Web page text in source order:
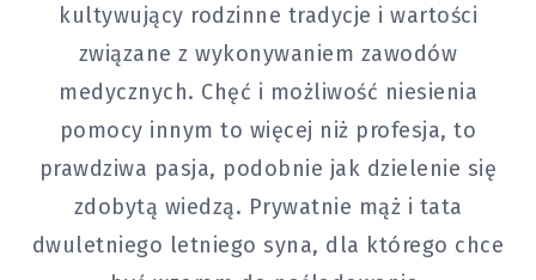
kultywujący rodzinne tradycje i wartości
związane z wykonywaniem zawodów
medycznych. Chęć i możliwość niesienia
pomocy innym to więcej niż profesja, to
prawdziwa pasja, podobnie jak dzielenie się
zdobytą wiedzą. Prywatnie mąż i tata
dwuletniego letniego syna, dla którego chce